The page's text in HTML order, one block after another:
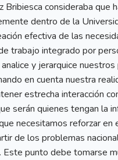
Bribiesca consideraba que
dentro de la
efectiva de las
trabajo integrado por
y jerarquice
en cuenta nuestra
estrecha interacción
serán quienes tengan la
necesitamos reforzar en
de los problemas
Este punto debe tomarse